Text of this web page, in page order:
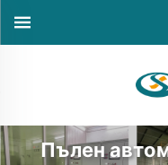
Пълен